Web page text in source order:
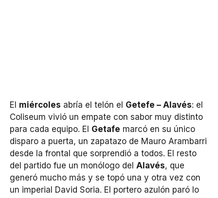
El miércoles abría el telón el Getefe – Alavés: el
Coliseum vivió un empate con sabor muy distinto
para cada equipo. El Getafe marcó en su único
disparo a puerta, un zapatazo de Mauro Arambarri
desde la frontal que sorprendió a todos. El resto
del partido fue un monólogo del Alavés, que
generó mucho más y se topó una y otra vez con
un imperial David Soria. El portero azulón paró lo